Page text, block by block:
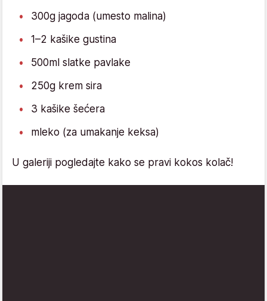
300g jagoda (umesto malina)
1–2 kašike gustina
500ml slatke pavlake
250g krem sira
3 kašike šećera
mleko (za umakanje keksa)
U galeriji pogledajte kako se pravi kokos kolač!